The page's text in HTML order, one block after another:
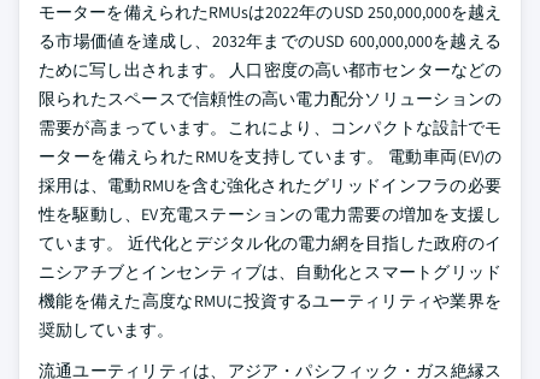
モーターを備えられたRMUsは2022年のUSD 250,000,000を越え
る市場価値を達成し、2032年までのUSD 600,000,000を越える
ために写し出されます。 人口密度の高い都市センターなどの
限られたスペースで信頼性の高い電力配分ソリューションの
需要が高まっています。これにより、コンパクトな設計でモ
ーターを備えられたRMUを支持しています。 電動車両(EV)の
採用は、電動RMUを含む強化されたグリッドインフラの必要
性を駆動し、EV充電ステーションの電力需要の増加を支援し
ています。 近代化とデジタル化の電力網を目指した政府のイ
ニシアチブとインセンティブは、自動化とスマートグリッド
機能を備えた高度なRMUに投資するユーティリティや業界を
奨励しています。
流通ユーティリティは、アジア・パシフィック・ガス絶縁ス